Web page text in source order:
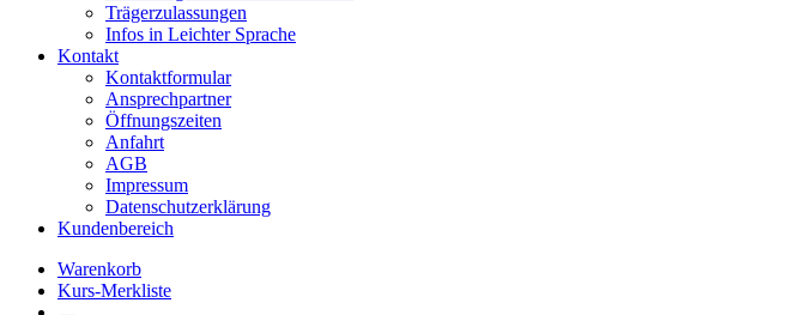
Trägerzulassungen
Infos in Leichter Sprache
Kontakt
Kontaktformular
Ansprechpartner
Öffnungszeiten
Anfahrt
AGB
Impressum
Datenschutzerklärung
Kundenbereich
Warenkorb
Kurs-Merkliste